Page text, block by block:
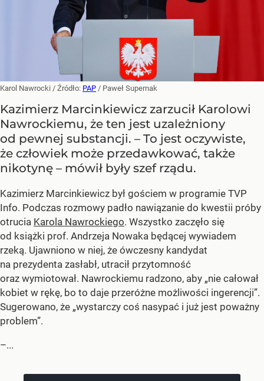
Karol Nawrocki / Źródło: PAP / Paweł Supernak
Kazimierz Marcinkiewicz zarzucił Karolowi
Nawrockiemu, że ten jest uzależniony
od pewnej substancji. – To jest oczywiste,
że człowiek może przedawkować, także
nikotynę – mówił były szef rządu.
Kazimierz Marcinkiewicz był gościem w programie TVP
Info. Podczas rozmowy padło nawiązanie do kwestii próby
otrucia Karola Nawrockiego. Wszystko zaczęło się
od książki prof. Andrzeja Nowaka będącej wywiadem
rzeką. Ujawniono w niej, że ówczesny kandydat
na prezydenta zasłabł, utracił przytomność
oraz wymiotował. Nawrockiemu radzono, aby „nie całował
kobiet w rękę, bo to daje przeróżne możliwości ingerencji”.
Sugerowano, że „wystarczy coś nasypać i już jest poważny
problem”.
–...